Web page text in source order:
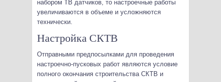
набором ТВ датчиков, то настроечные работы
увеличиваются в объеме и усложняются
технически.
Настройка СКТВ
Отправными предпосылками для проведения
настроечно-пусковых работ являются условие
полного окончания строительства СКТВ и